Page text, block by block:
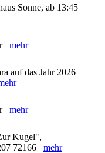
Sonne, ab 13:45
mehr
auf das Jahr 2026
mehr
Kugel",
72166 mehr